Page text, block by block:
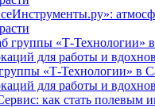
«Т-Технологии» в
для работы и